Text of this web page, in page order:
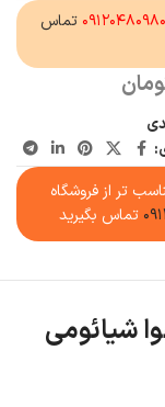
۰۹۱۲۰۴۸۰۹۸۰ تماس
تر از فروشگاه
تماس بگیرید
شیائومی